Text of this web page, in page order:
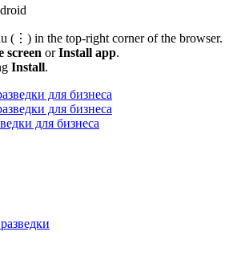
(⋮) in the top-right corner of the browser.
screen orInstall app.
Install.
для бизнеса